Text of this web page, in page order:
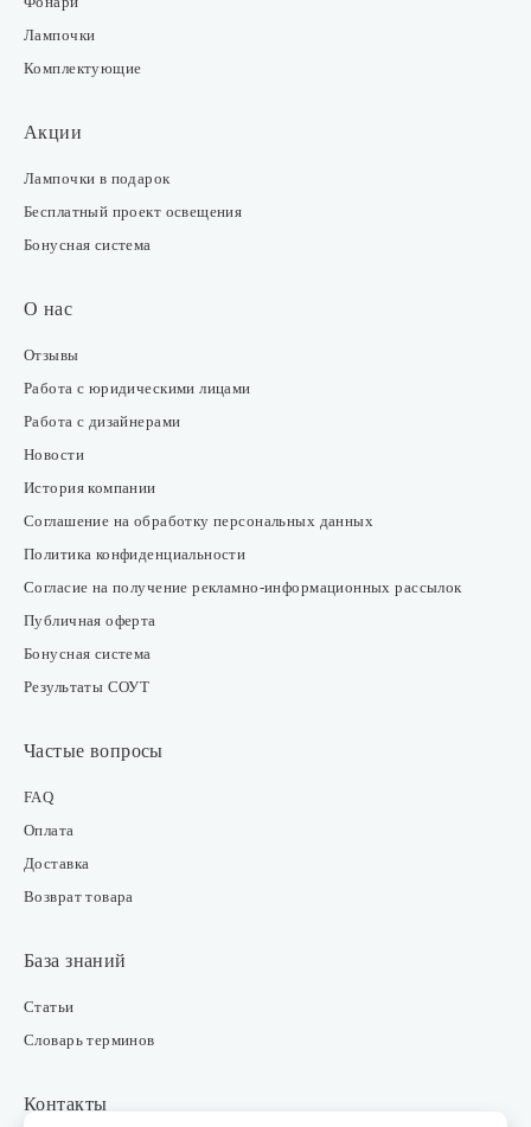
Лампочки
Комплектующие
Акции
Лампочки в подарок
Бесплатный проект освещения
Бонусная система
О нас
Отзывы
Работа с юридическими лицами
Работа с дизайнерами
Новости
История компании
Соглашение на обработку персональных данных
Политика конфиденциальности
Согласие на получение рекламно-информационных рассылок
Публичная оферта
Бонусная система
Результаты СОУТ
Частые вопросы
FAQ
Оплата
Доставка
Возврат товара
База знаний
Статьи
Словарь терминов
Контакты